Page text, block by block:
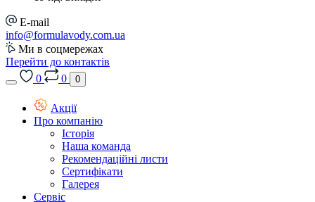
E-mail
info@formulavody.com.ua
Ми в соцмережах
Перейти до контактів
0
0 0
Акції
Про компанію
Історія
Наша команда
Рекомендаційні листи
Сертифікати
Галерея
Сервіс